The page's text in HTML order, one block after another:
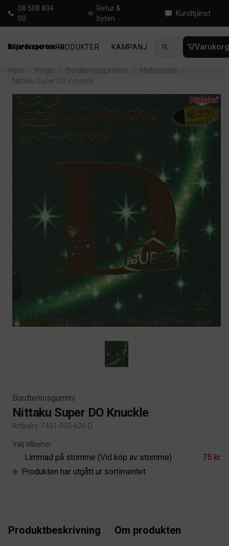
08 508 804
00
Retur &
byten
Kundtjänst
PRODUKTER KAMPANJ NYHETER
Hem / Pingis / Bordtennisgummin / Mellannabb
/
Nittaku Super DO Knuckle
Bordtennisgummi
Nittaku Super DO Knuckle
Artikelnr. 7401-003-626-D
Product information
Välj tillbehör
Limmad på stomme (Vid köp av stomme)
75 kr
Produkten har utgått ur sortimentet
Produktbeskrivning Om produkten